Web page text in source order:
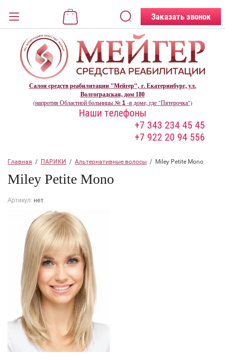
ВХОД В КАБИНЕТ
Логин:
ВОЙТИ
Заказать звонок
Салон средств реабилитации "Мейгер", г. Екатеринбург, ул.
Волгоградская, дом 180
(напротив Областной больницы № 1 -в доме, где "Пятерочка")
Наши телефоны
+7 343 234 45 45
+7 922 20 94 556
Главная
  /
ПАРИКИ
  /
Альтернативные волосы
  /  Miley Petite Mono
Miley Petite Mono
Артикул: нет